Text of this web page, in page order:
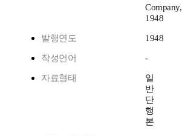
Company,
1948
발행연도 1948
작성언어 -
자료형태
일
반
단
행
본